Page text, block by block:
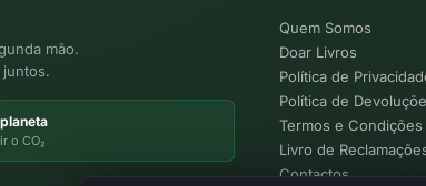
mão.
o CO₂
Quem Somos
Doar Livros
Política de
Política de
Termos e
Livro de
Contactos